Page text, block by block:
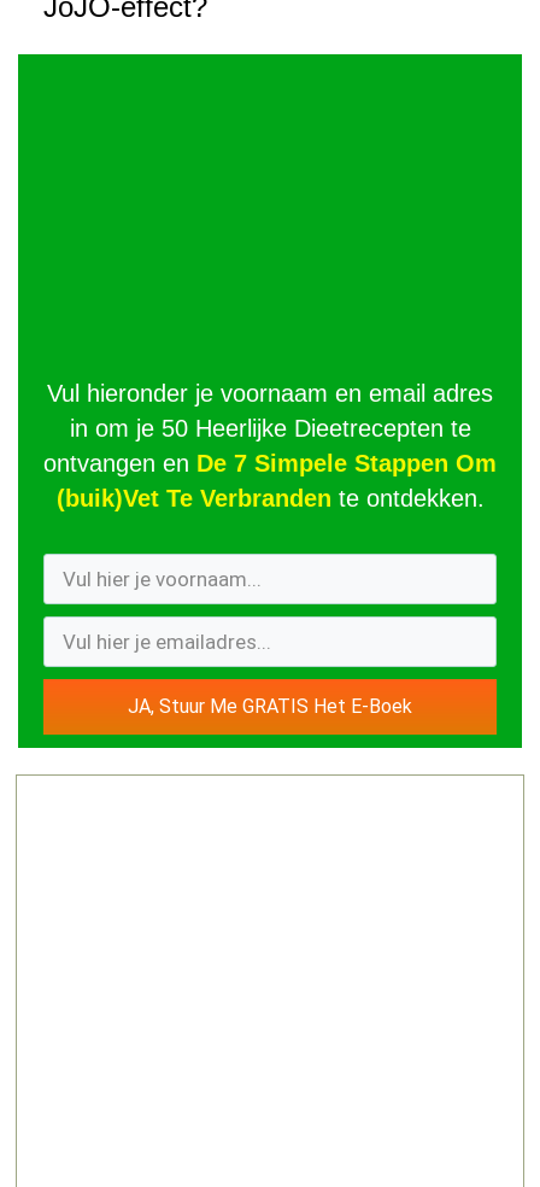
Vul hieronder je voornaam en email adres
in om je 50 Heerlijke Dieetrecepten te
ontvangen en De 7 Simpele Stappen Om
(buik)Vet Te Verbranden te ontdekken.
JA, Stuur Me GRATIS Het E-Boek